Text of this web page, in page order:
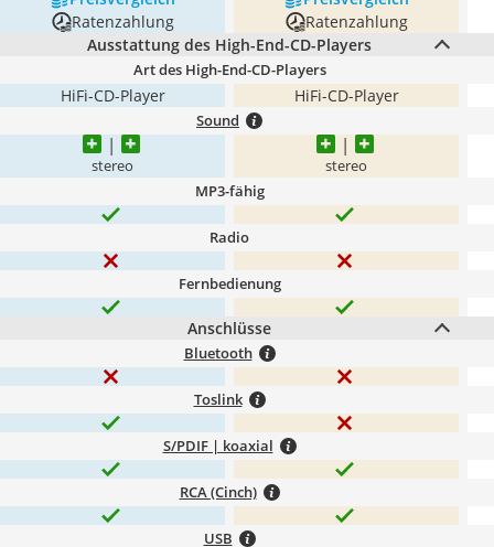
Ratenzahlung
Ratenzahlung
Ausstattung des High-End-CD-Players
Art des High-End-CD-Players
HiFi-CD-Player HiFi-CD-Player
Sound
stereo stereo
MP3-fähig
Radio
Fernbedienung
Anschlüsse
Bluetooth
Toslink
S/PDIF | koaxial
RCA (Cinch)
USB